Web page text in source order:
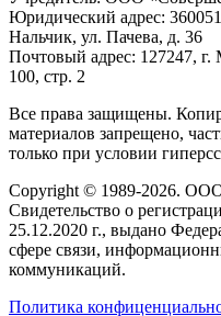
Юридический адрес:
Нальчик, ул. Пачева, д. 36
Почтовый адрес: 127247,
100, стр. 2
Все права защищены.
материалов запрещено,
только при условии
Copyright © 1989-2026.
Свидетельство о
25.12.2020 г., выдано
сфере связи,
коммуникаций.
Политика